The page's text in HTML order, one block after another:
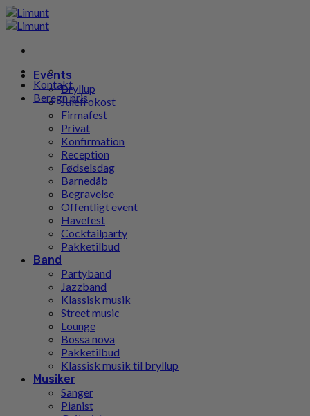
Gå
til
Events
Bryllup
Julefrokost
Firmafest
Privat
Konfirmation
Reception
Fødselsdag
Barnedåb
Begravelse
Offentligt event
Havefest
Cocktailparty
Pakketilbud
Band
Partyband
Jazzband
Klassisk musik
Street music
Lounge
Bossa nova
Pakketilbud
Klassisk musik til bryllup
Musiker
Sanger
Pianist
Kontakt
Beregn pris